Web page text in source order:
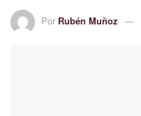
Por Rubén Muñoz